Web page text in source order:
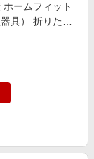
ームフィット
具） 折りたた